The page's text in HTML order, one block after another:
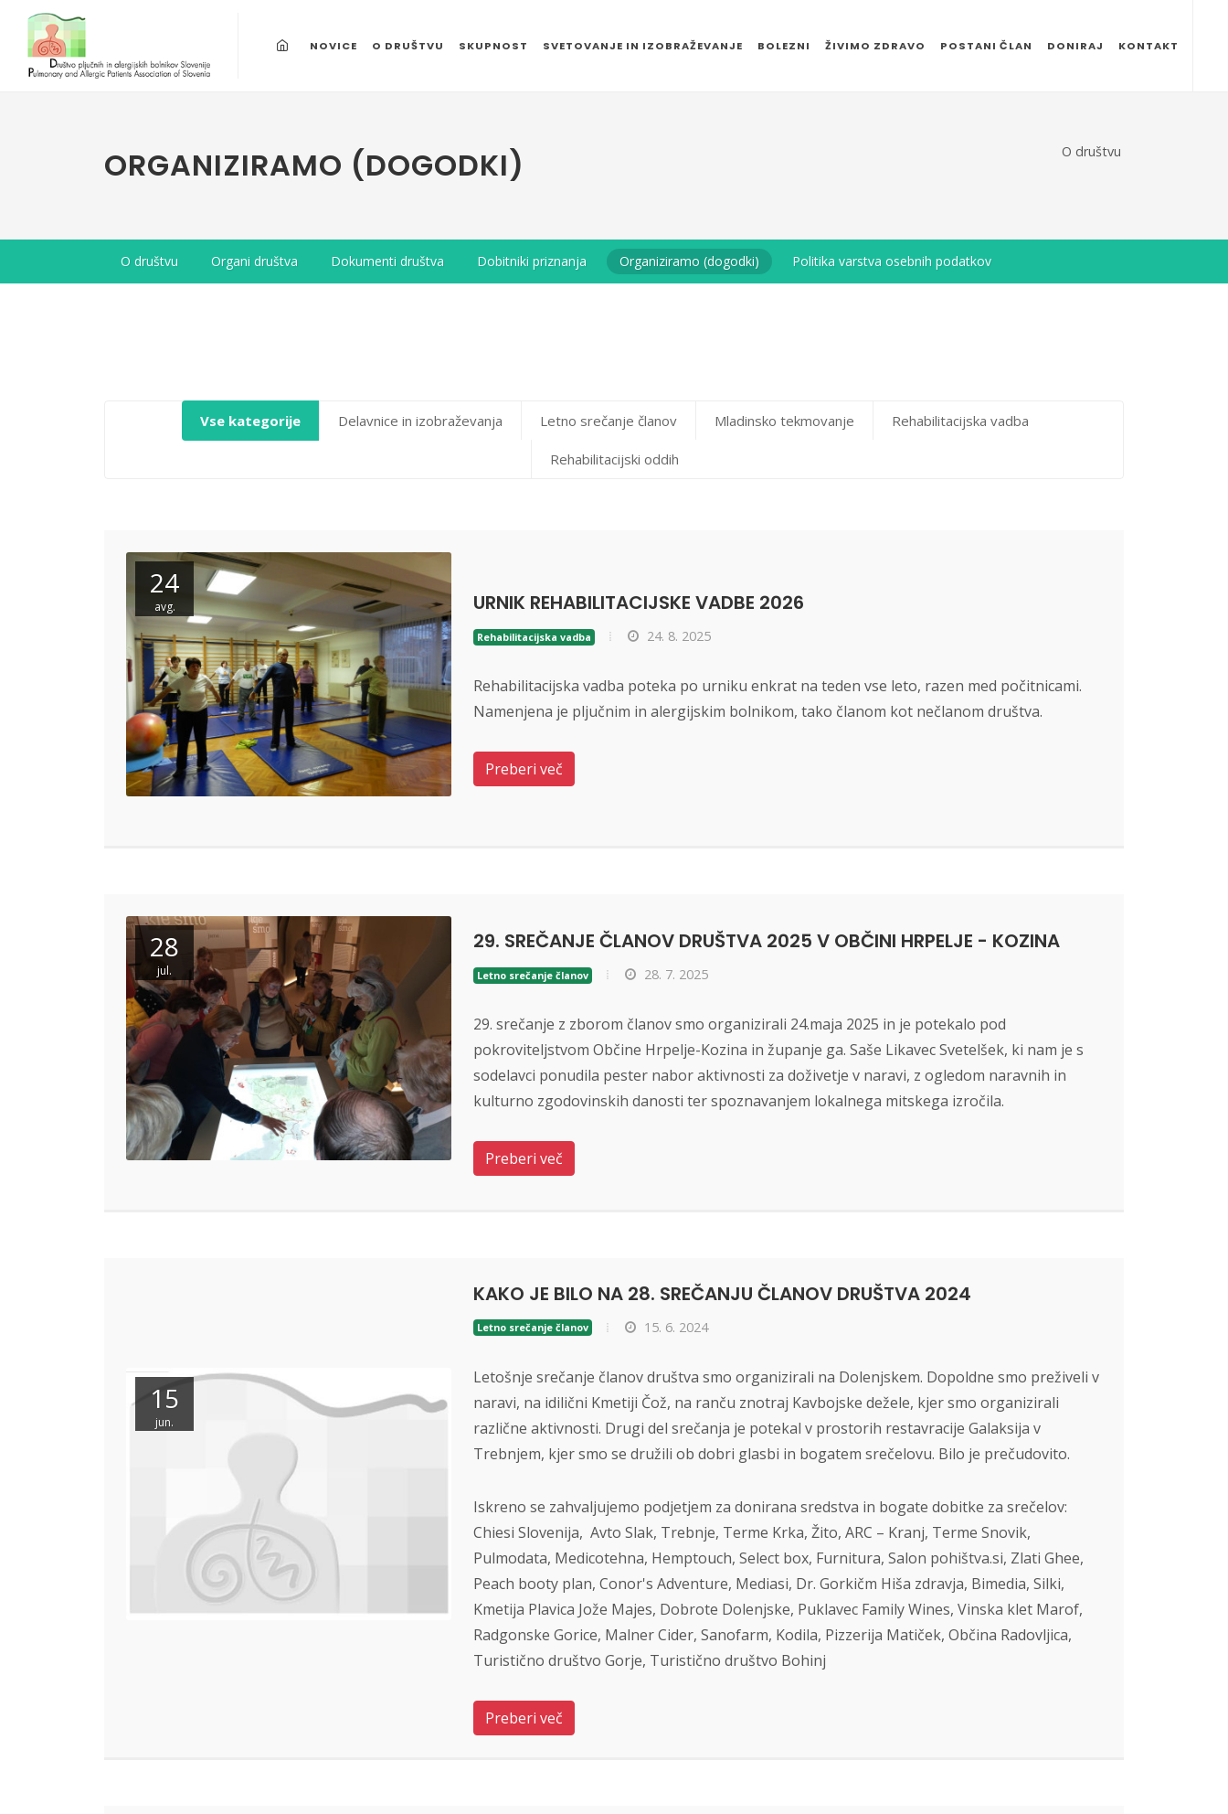
NOVICE O DRUŠTVU SKUPNOST SVETOVANJE IN IZOBRAŽEVANJE BOLEZNI ŽIVIMO ZDRAVO POSTANI ČLAN DONIRAJ KONTAKT
O društvu
ORGANIZIRAMO (DOGODKI)
O društvu Organi društva Dokumenti društva Dobitniki priznanja Organiziramo (dogodki) Politika varstva osebnih podatkov
Vse kategorije Delavnice in izobraževanja Letno srečanje članov Mladinsko tekmovanje Rehabilitacijska vadba
Rehabilitacijski oddih
24
avg. URNIK REHABILITACIJSKE VADBE 2026
Rehabilitacijska vadba 24. 8. 2025
Rehabilitacijska vadba poteka po urniku enkrat na teden vse leto, razen med počitnicami.
Namenjena je pljučnim in alergijskim bolnikom, tako članom kot nečlanom društva.
Preberi več
28
jul.
29. SREČANJE ČLANOV DRUŠTVA 2025 V OBČINI HRPELJE - KOZINA
Letno srečanje članov 28. 7. 2025
29. srečanje z zborom članov smo organizirali 24.maja 2025 in je potekalo pod
pokroviteljstvom Občine Hrpelje-Kozina in županje ga. Saše Likavec Svetelšek, ki nam je s
sodelavci ponudila pester nabor aktivnosti za doživetje v naravi, z ogledom naravnih in
kulturno zgodovinskih danosti ter spoznavanjem lokalnega mitskega izročila.
Preberi več
15
jun.
KAKO JE BILO NA 28. SREČANJU ČLANOV DRUŠTVA 2024
Letno srečanje članov 15. 6. 2024
Letošnje srečanje članov društva smo organizirali na Dolenjskem. Dopoldne smo preživeli v
naravi, na idilični Kmetiji Čož, na ranču znotraj Kavbojske dežele, kjer smo organizirali
različne aktivnosti. Drugi del srečanja je potekal v prostorih restavracije Galaksija v
Trebnjem, kjer smo se družili ob dobri glasbi in bogatem srečelovu. Bilo je prečudovito.
Iskreno se zahvaljujemo podjetjem za donirana sredstva in bogate dobitke za srečelov:
Chiesi Slovenija, Avto Slak, Trebnje, Terme Krka, Žito, ARC – Kranj, Terme Snovik,
Pulmodata, Medicotehna, Hemptouch, Select box, Furnitura, Salon pohištva.si, Zlati Ghee,
Peach booty plan, Conor's Adventure, Mediasi, Dr. Gorkičm Hiša zdravja, Bimedia, Silki,
Kmetija Plavica Jože Majes, Dobrote Dolenjske, Puklavec Family Wines, Vinska klet Marof,
Radgonske Gorice, Malner Cider, Sanofarm, Kodila, Pizzerija Matiček, Občina Radovljica,
Turistično društvo Gorje, Turistično društvo Bohinj
Preberi več